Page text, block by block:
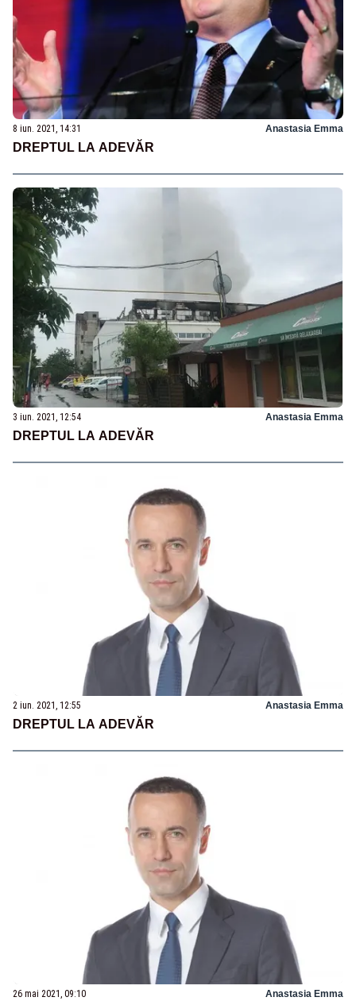
8 iun. 2021, 14:31 Anastasia Emma
DREPTUL LA ADEVĂR
3 iun. 2021, 12:54 Anastasia Emma
DREPTUL LA ADEVĂR
2 iun. 2021, 12:55 Anastasia Emma
DREPTUL LA ADEVĂR
26 mai 2021, 09:10 Anastasia Emma